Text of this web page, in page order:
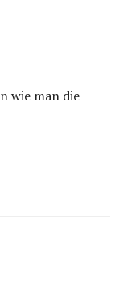
wie man die